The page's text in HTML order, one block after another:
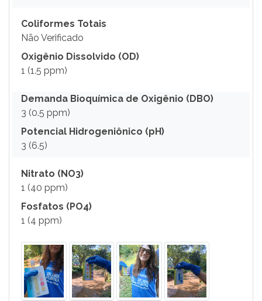
Coliformes Totais
Não Verificado
Oxigênio Dissolvido (OD)
1 (1.5 ppm)
Demanda Bioquímica de Oxigênio (DBO)
3 (0.5 ppm)
Potencial Hidrogeniônico (pH)
3 (6.5)
Nitrato (NO3)
1 (40 ppm)
Fosfatos (PO4)
1 (4 ppm)